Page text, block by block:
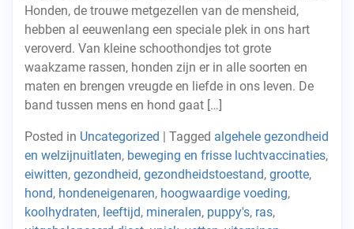
Honden, de trouwe metgezellen van de mensheid,
hebben al eeuwenlang een speciale plek in ons hart
veroverd. Van kleine schoothondjes tot grote
waakzame rassen, honden zijn er in alle soorten en
maten en brengen vreugde en liefde in ons leven. De
band tussen mens en hond gaat […]
Posted in Uncategorized | Tagged algehele gezondheid
en welzijnuitlaten, beweging en frisse luchtvaccinaties,
eiwitten, gezondheid, gezondheidstoestand, grootte,
hond, hondeneigenaren, hoogwaardige voeding,
koolhydraten, leeftijd, mineralen, puppy's, ras,